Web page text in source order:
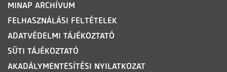
MINAP ARCHÍVUM
FELHASZNÁLÁSI FELTÉTELEK
ADATVÉDELMI TÁJÉKOZTATÓ
SÜTI TÁJÉKOZTATÓ
AKADÁLYMENTESÍTÉSI NYILATKOZAT